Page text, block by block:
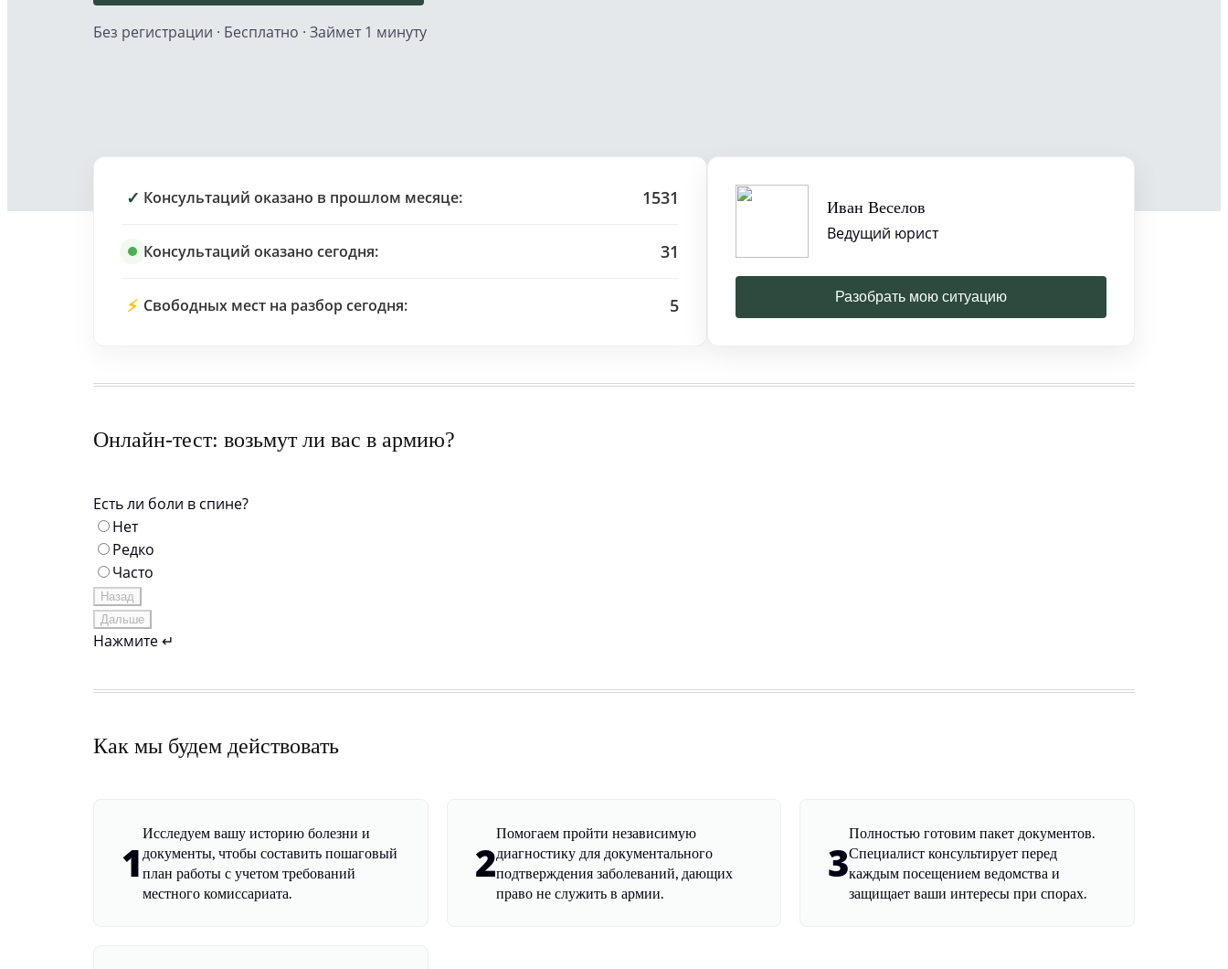
Без регистрации · Бесплатно · Займет 1 минуту
✓ Консультаций оказано в прошлом месяце: 1531
Консультаций оказано сегодня: 31
⚡ Свободных мест на разбор сегодня: 5
Иван Веселов
Ведущий юрист
Разобрать мою ситуацию
Онлайн-тест: возьмут ли вас в армию?
Есть ли боли в спине?
Нет
Редко
Часто
Назад
Дальше
Нажмите ↵
Как мы будем действовать
1
Исследуем вашу историю болезни и
документы, чтобы составить пошаговый
план работы с учетом требований
местного комиссариата.
2
Помогаем пройти независимую
диагностику для документального
подтверждения заболеваний, дающих
право не служить в армии.
3
Полностью готовим пакет документов.
Специалист консультирует перед
каждым посещением ведомства и
защищает ваши интересы при спорах.